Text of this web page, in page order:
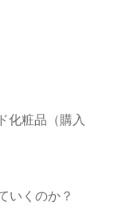
化粧品（購入
いくのか？